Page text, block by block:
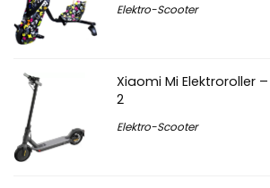
Elektro-Scooter
Xiaomi Mi Elektroroller
2
Elektro-Scooter